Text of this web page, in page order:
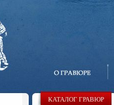
КАТАЛОГ ГРАВЮР